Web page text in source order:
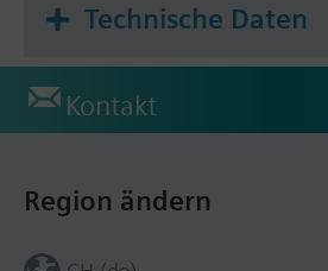
Technische Daten
Kontakt
Region ändern